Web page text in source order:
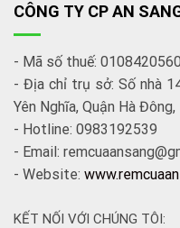
CÔNG TY CP AN
- Mã số thuế: 0108420560
- Địa chỉ trụ sở: Số nhà
Yên Nghĩa, Quận Hà
- Hotline: 0983192539
- Email:
- Website:
KẾT NỐI VỚI CHÚNG TÔI: